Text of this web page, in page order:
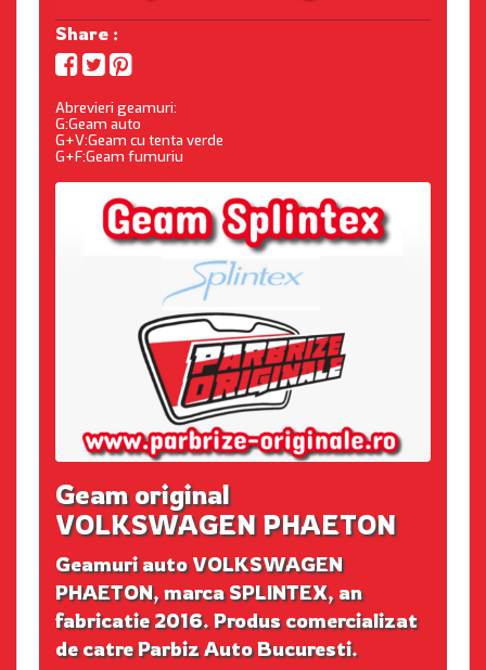
Share :
Abrevieri geamuri:
G:Geam auto
G+V:Geam cu tenta verde
G+F:Geam fumuriu
Geam original
VOLKSWAGEN PHAETON
Geamuri auto VOLKSWAGEN
PHAETON, marca SPLINTEX, an
fabricatie 2016. Produs comercializat
de catre Parbiz Auto Bucuresti.